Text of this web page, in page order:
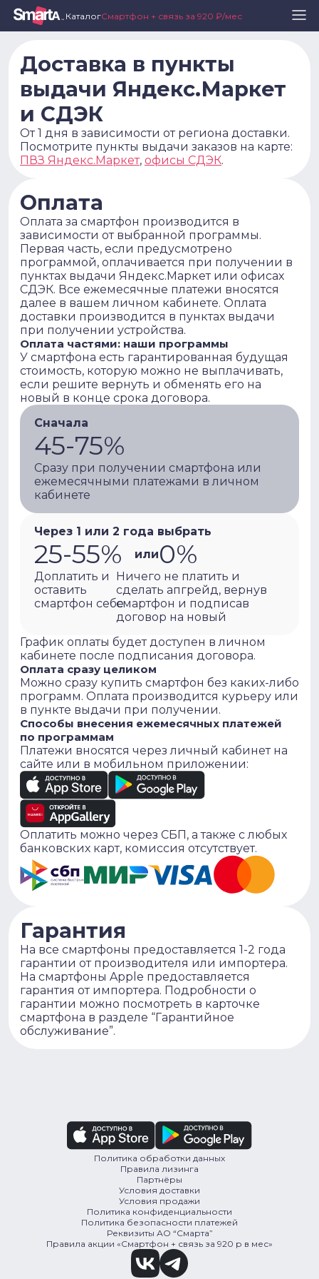
КаталогСмартфон + связь за 920 ₽/мес
Доставка в пункты
выдачи Яндекс.Маркет
и СДЭК
От 1 дня в зависимости от региона доставки.
Посмотрите пункты выдачи заказов на карте:
ПВЗ Яндекс.Маркет, офисы СДЭК.
Оплата
Оплата за смартфон производится в
зависимости от выбранной программы.
Первая часть, если предусмотрено
программой, оплачивается при получении в
пунктах выдачи Яндекс.Маркет или офисах
СДЭК. Все ежемесячные платежи вносятся
далее в вашем личном кабинете. Оплата
доставки производится в пунктах выдачи
при получении устройства.
Оплата частями: наши программы
У смартфона есть гарантированная будущая
стоимость, которую можно не выплачивать,
если решите вернуть и обменять его на
новый в конце срока договора.
Сначала
45-75%
Сразу при получении смартфона или
ежемесячными платежами в личном
кабинете
Через 1 или 2 года выбрать
25-55%
или
Доплатить и
оставить
смартфон себе
0%
Ничего не платить и
сделать апгрейд, вернув
смартфон и подписав
договор на новый
График оплаты будет доступен в личном
кабинете после подписания договора.
Оплата сразу целиком
Можно сразу купить смартфон без каких-либо
программ. Оплата производится курьеру или
в пункте выдачи при получении.
Способы внесения ежемесячных платежей
по программам
Платежи вносятся через личный кабинет на
сайте или в мобильном приложении:
Оплатить можно через СБП, а также с любых
банковских карт, комиссия отсутствует.
Гарантия
На все смартфоны предоставляется 1-2 года
гарантии от производителя или импортера.
На смартфоны Apple предоставляется
гарантия от импортера. Подробности о
гарантии можно посмотреть в карточке
смартфона в разделе “Гарантийное
обслуживание”.
Политика обработки данных
Правила лизинга
Партнёры
Условия доставки
Условия продажи
Политика конфиденциальности
Политика безопасности платежей
Реквизиты АО “Смарта”
Правила акции «Смартфон + связь за 920 р в мес»